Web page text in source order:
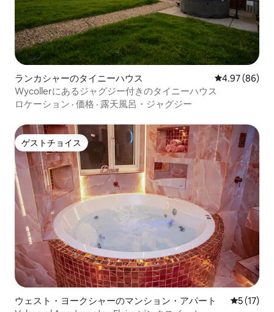
ランカシャーのタイニーハウス レビュー86
4.97 (86)
Wycollerにあるジャグジー付きのタイニーハウス
ロケーション · 価格 · 露天風呂・ジャグジー
ゲストチョイス
ゲストチョイス
ウェスト・ヨークシャーのマンション・アパート レビュー
5 (17)